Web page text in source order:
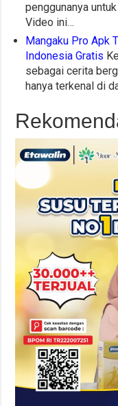
penggunanya
Video ini…
Mangaku Pro Apk
Indonesia Gratis
sebagai cerita
hanya terkenal di